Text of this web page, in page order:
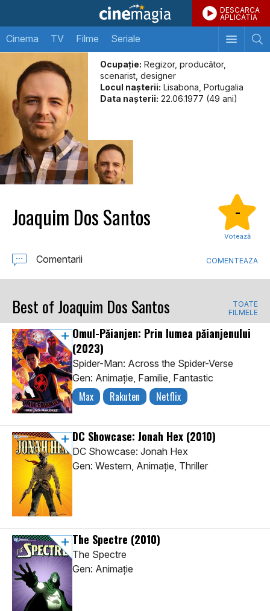
DESCARCA
APLICATIA
Cinema TV Filme Seriale
Ocupație: Regizor, producător,
scenarist, designer
Locul naşterii: Lisabona, Portugalia
Data naşterii: 22.06.1977 (49 ani)
Joaquim Dos Santos -
Votează
Comentarii COMENTEAZA
Best of Joaquim Dos Santos
TOATE
FILMELE
Omul-Păianjen: Prin lumea păianjenului
(2023)
Spider-Man: Across the Spider-Verse
Gen: Animaţie, Familie, Fantastic
Max Rakuten Netflix
DC Showcase: Jonah Hex (2010)
DC Showcase: Jonah Hex
Gen: Western, Animaţie, Thriller
The Spectre (2010)
The Spectre
Gen: Animaţie